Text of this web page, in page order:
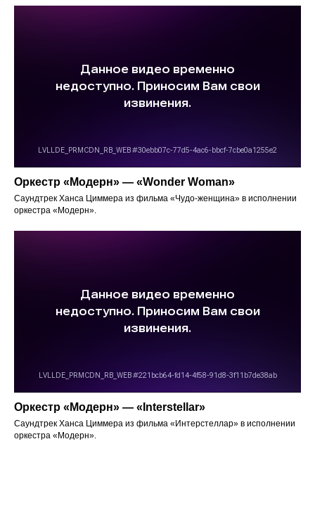
Оркестр «Модерн» — «Wonder Woman»
Саундтрек Ханса Циммера из фильма «Чудо-женщина» в исполнении
оркестра «Модерн».
Оркестр «Модерн» — «Interstellar»
Саундтрек Ханса Циммера из фильма «Интерстеллар» в исполнении
оркестра «Модерн».